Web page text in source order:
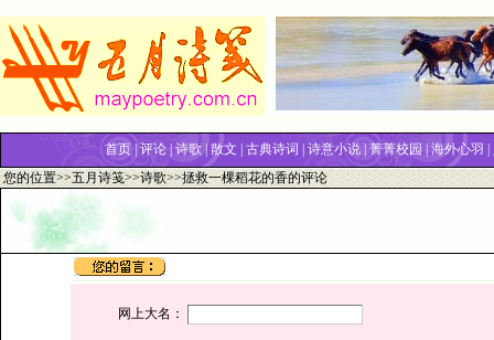
首页 评论 诗歌 |散文 古典诗词 诗意小说 菁菁校园| 海外心羽
您的位置>>五月诗笺>>诗歌>>拯救一棵稻花的香的评论
网上大名：